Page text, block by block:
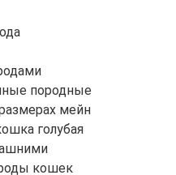
породные
мейн
голубая
кошек